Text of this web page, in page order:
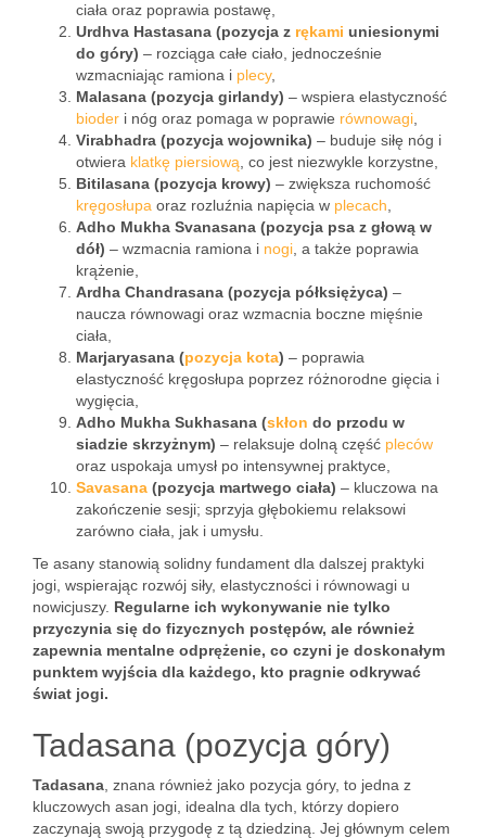
ciała oraz poprawia postawę,
Urdhva Hastasana (pozycja z rękami uniesionymi
do góry) – rozciąga całe ciało, jednocześnie
wzmacniając ramiona i plecy,
Malasana (pozycja girlandy) – wspiera elastyczność
bioder i nóg oraz pomaga w poprawie równowagi
Virabhadra (pozycja wojownika) – buduje siłę nóg i
otwiera klatkę piersiową , co jest niezwykle korzystne,
Bitilasana (pozycja krowy) – zwiększa ruchomość
kręgosłupa oraz rozluźnia napięcia w plecach
Adho Mukha Svanasana (pozycja psa z głową w
dół) – wzmacnia ramiona i nogi , a także poprawia
krążenie,
Ardha Chandrasana (pozycja półksiężyca) –
naucza równowagi oraz wzmacnia boczne mięśnie
ciała,
Marjaryasana (pozycja kota) – poprawia
elastyczność kręgosłupa poprzez różnorodne gięcia i
wygięcia,
Adho Mukha Sukhasana (skłon do przodu w
siadzie skrzyżnym) – relaksuje dolną część pleców
oraz uspokaja umysł po intensywnej praktyce,
Savasana (pozycja martwego ciała) – kluczowa na
zakończenie sesji; sprzyja głębokiemu relaksowi
zarówno ciała, jak i umysłu.
Te asany stanowią solidny fundament dla dalszej praktyki
jogi, wspierając rozwój siły, elastyczności i równowagi u
nowicjuszy. Regularne ich wykonywanie nie tylko
przyczynia się do fizycznych postępów, ale również
zapewnia mentalne odprężenie, co czyni je doskonałym
punktem wyjścia dla każdego, kto pragnie odkrywać
świat jogi.
Tadasana (pozycja góry)
Tadasana , znana również jako pozycja góry, to jedna z
kluczowych asan jogi, idealna dla tych, którzy dopiero
zaczynają swoją przygodę z tą dziedziną. Jej głównym celem